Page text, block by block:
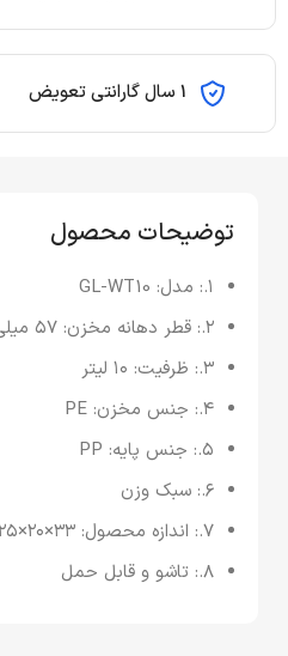
1 سال گارانتی تعویض
توضیحات محصول
۱.: مدل: GL-WT10
۲.: قطر دهانه مخزن: ۵۷ میلی متر
۳.: ظرفیت: ۱۰ لیتر
۴.: جنس مخزن: PE
۵.:
جنس پایه: PP
۶.: سبک وزن
۷.: اندازه محصول: ۳۳×۲۰×۲۵ سانتی متر
۸.: تاشو و قابل حمل